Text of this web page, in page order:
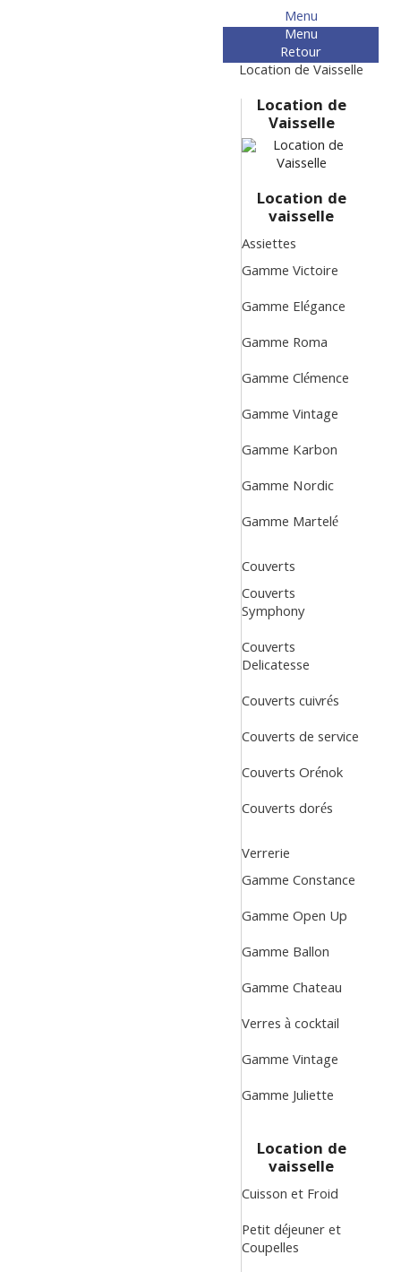
Menu
Menu
Retour
Location de Vaisselle
Location de
Vaisselle
Location de
vaisselle
Assiettes
Gamme Victoire
Gamme Elégance
Gamme Roma
Gamme Clémence
Gamme Vintage
Gamme Karbon
Gamme Nordic
Gamme Martelé
Couverts
Couverts
Symphony
Couverts
Delicatesse
Couverts cuivrés
Couverts de service
Couverts Orénok
Couverts dorés
Verrerie
Gamme Constance
Gamme Open Up
Gamme Ballon
Gamme Chateau
Verres à cocktail
Gamme Vintage
Gamme Juliette
Location de
vaisselle
Cuisson et Froid
Petit déjeuner et
Coupelles